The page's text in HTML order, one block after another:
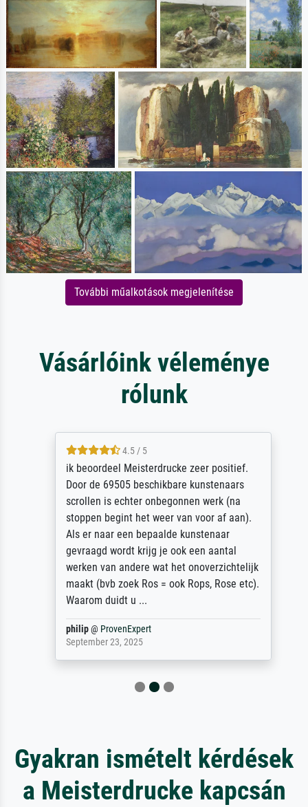
További műalkotások megjelenítése
Vásárlóink véleménye
rólunk
4.5 / 5
ik beoordeel Meisterdrucke zeer positief.
Door de 69505 beschikbare kunstenaars
scrollen is echter onbegonnen werk (na
stoppen begint het weer van voor af aan).
Als er naar een bepaalde kunstenaar
gevraagd wordt krijg je ook een aantal
werken van andere wat het onoverzichtelijk
maakt (bvb zoek Ros = ook Rops, Rose etc).
Waarom duidt u ...
philip @ProvenExpert
September 23, 2025
Gyakran ismételt kérdések
a Meisterdrucke kapcsán